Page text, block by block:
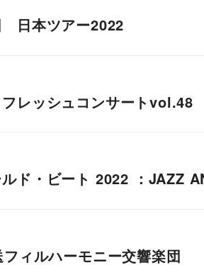
日本ツアー2022
レッシュコンサートvol.48
ド・ビート 2022 ：JAZZ
ィルハーモニー交響楽団